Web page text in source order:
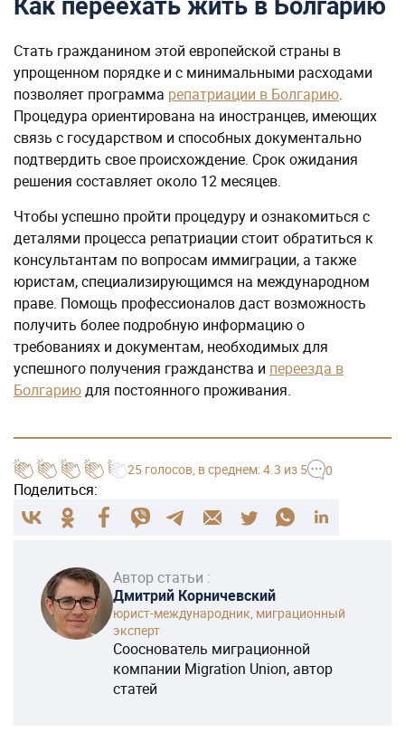
связь с государством и способных документально
решения составляет около 12 месяцев.
Чтобы успешно пройти процедуру и ознакомиться с
деталями процесса репатриации стоит обратиться к
консультантам по вопросам иммиграции, а также
юристам, специализирующимся на международном
праве. Помощь профессионалов даст возможность
требованиях и документам, необходимых для
успешного получения гражданства ипереезда в
Болгариюдля постоянного проживания.
25голосов, в среднем:4.3из 5 0
Поделиться:
Дмитрий Корничевский
эксперт
Сооснователь миграционной
Оставить комментарий